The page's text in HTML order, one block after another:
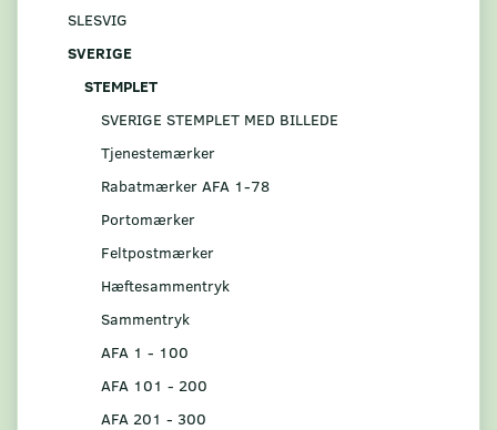
SLESVIG
SVERIGE
STEMPLET
SVERIGE STEMPLET MED BILLEDE
Tjenestemærker
Rabatmærker AFA 1-78
Portomærker
Feltpostmærker
Hæftesammentryk
Sammentryk
AFA 1 - 100
AFA 101 - 200
AFA 201 - 300